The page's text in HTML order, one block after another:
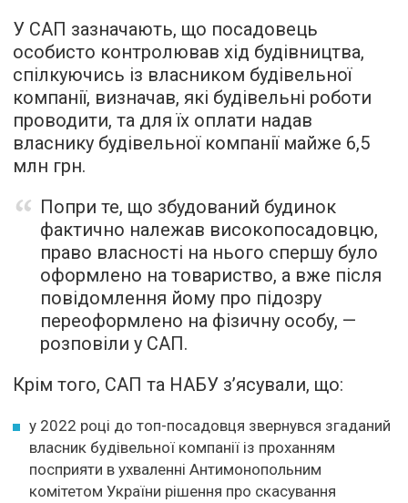
У САП зазначають, що посадовець
особисто контролював хід будівництва,
спілкуючись із власником будівельної
компанії, визначав, які будівельні роботи
проводити, та для їх оплати надав
власнику будівельної компанії майже 6,5
млн грн.
Попри те, що збудований будинок
фактично належав високопосадовцю,
право власності на нього спершу було
оформлено на товариство, а вже після
повідомлення йому про підозру
переоформлено на фізичну особу, —
розповіли у САП.
Крім того, САП та НАБУ з’ясували, що:
у 2022 році до топ-посадовця звернувся згаданий
власник будівельної компанії із проханням
посприяти в ухваленні Антимонопольним
комітетом України рішення про скасування